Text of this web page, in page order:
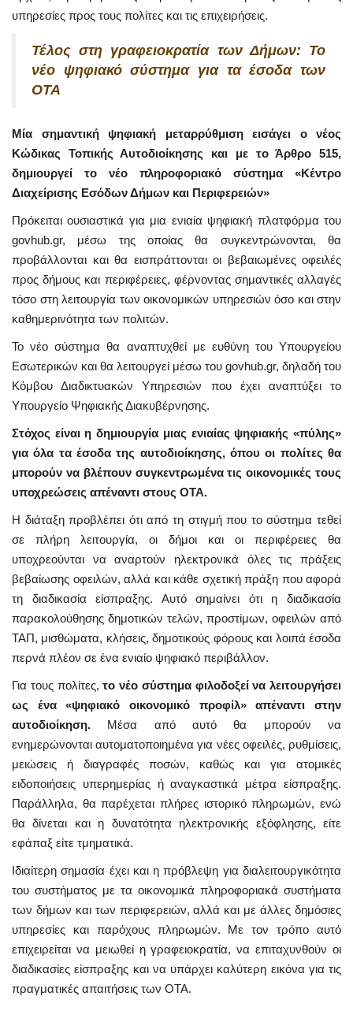
υπηρεσίες προς τους πολίτες και τις επιχειρήσεις.
Τέλος στη γραφειοκρατία των Δήμων: Το
νέο ψηφιακό σύστημα για τα έσοδα των
ΟΤΑ
Μία σημαντική ψηφιακή μεταρρύθμιση εισάγει ο νέος
Κώδικας Τοπικής Αυτοδιοίκησης και με το Άρθρο 515,
δημιουργεί το νέο πληροφοριακό σύστημα «Κέντρο
Διαχείρισης Εσόδων Δήμων και Περιφερειών»
Πρόκειται ουσιαστικά για μια ενιαία ψηφιακή πλατφόρμα του
govhub.gr, μέσω της οποίας θα συγκεντρώνονται, θα
προβάλλονται και θα εισπράττονται οι βεβαιωμένες οφειλές
προς δήμους και περιφέρειες, φέρνοντας σημαντικές αλλαγές
τόσο στη λειτουργία των οικονομικών υπηρεσιών όσο και στην
καθημερινότητα των πολιτών.
Το νέο σύστημα θα αναπτυχθεί με ευθύνη του Υπουργείου
Εσωτερικών και θα λειτουργεί μέσω του govhub.gr, δηλαδή του
Κόμβου Διαδικτυακών Υπηρεσιών που έχει αναπτύξει το
Υπουργείο Ψηφιακής Διακυβέρνησης.
Στόχος είναι η δημιουργία μιας ενιαίας ψηφιακής «πύλης»
για όλα τα έσοδα της αυτοδιοίκησης, όπου οι πολίτες θα
μπορούν να βλέπουν συγκεντρωμένα τις οικονομικές τους
υποχρεώσεις απέναντι στους ΟΤΑ.
Η διάταξη προβλέπει ότι από τη στιγμή που το σύστημα τεθεί
σε πλήρη λειτουργία, οι δήμοι και οι περιφέρειες θα
υποχρεούνται να αναρτούν ηλεκτρονικά όλες τις πράξεις
βεβαίωσης οφειλών, αλλά και κάθε σχετική πράξη που αφορά
τη διαδικασία είσπραξης. Αυτό σημαίνει ότι η διαδικασία
παρακολούθησης δημοτικών τελών, προστίμων, οφειλών από
ΤΑΠ, μισθώματα, κλήσεις, δημοτικούς φόρους και λοιπά έσοδα
περνά πλέον σε ένα ενιαίο ψηφιακό περιβάλλον.
Για τους πολίτες,το νέο σύστημα φιλοδοξεί να λειτουργήσει
ως ένα «ψηφιακό οικονομικό προφίλ» απέναντι στην
αυτοδιοίκηση. Μέσα από αυτό θα μπορούν να
ενημερώνονται αυτοματοποιημένα για νέες οφειλές, ρυθμίσεις,
μειώσεις ή διαγραφές ποσών, καθώς και για ατομικές
ειδοποιήσεις υπερημερίας ή αναγκαστικά μέτρα είσπραξης.
Παράλληλα, θα παρέχεται πλήρες ιστορικό πληρωμών, ενώ
θα δίνεται και η δυνατότητα ηλεκτρονικής εξόφλησης, είτε
εφάπαξ είτε τμηματικά.
Ιδιαίτερη σημασία έχει και η πρόβλεψη για διαλειτουργικότητα
του συστήματος με τα οικονομικά πληροφοριακά συστήματα
των δήμων και των περιφερειών, αλλά και με άλλες δημόσιες
υπηρεσίες και παρόχους πληρωμών. Με τον τρόπο αυτό
επιχειρείται να μειωθεί η γραφειοκρατία, να επιταχυνθούν οι
διαδικασίες είσπραξης και να υπάρχει καλύτερη εικόνα για τις
πραγματικές απαιτήσεις των ΟΤΑ.